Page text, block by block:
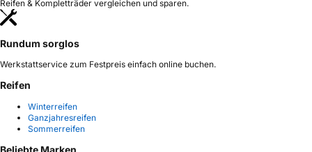
Reifen & Kompletträder vergleichen und sparen.
Rundum sorglos
Werkstattservice zum Festpreis einfach online buchen.
Reifen
Winterreifen
Ganzjahresreifen
Sommerreifen
Beliebte Marken